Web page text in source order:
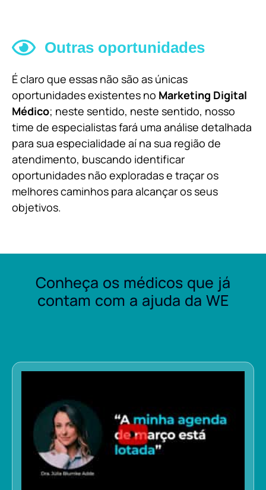
Outras oportunidades
É claro que essas não são as únicas
oportunidades existentes no Marketing Digital
Médico; neste sentido, neste sentido, nosso
time de especialistas fará uma análise detalhada
para sua especialidade aí na sua região de
atendimento, buscando identificar
oportunidades não exploradas e traçar os
melhores caminhos para alcançar os seus
objetivos.
Conheça os médicos que já
contam com a ajuda da WE